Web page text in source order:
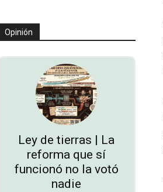
Opinión
Ley de tierras | La
reforma que sí
funcionó no la votó
nadie